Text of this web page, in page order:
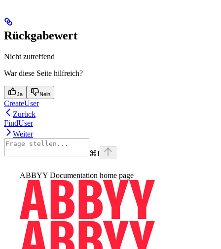
Rückgabewert
Nicht zutreffend
War diese Seite hilfreich?
Ja Nein
CreateUser
Zurück
FindUser
Weiter
⌘I
ABBYY Documentation home page